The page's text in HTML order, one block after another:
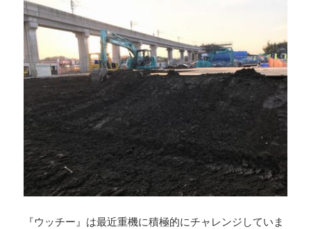
『ウッチー』は最近重機に積極的にチャレンジしていま